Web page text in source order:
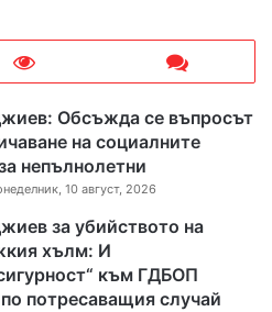
Обсъжда се въпросът
на социалните
непълнолетни
10 август, 2026
за убийството на
хълм: И
към ГДБОП
потресаващия случай